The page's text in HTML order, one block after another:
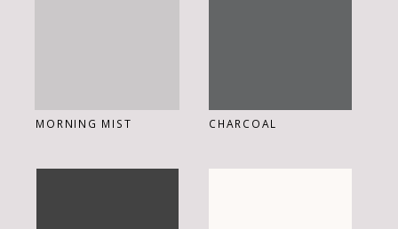
CHARCOAL
MORNING MIST